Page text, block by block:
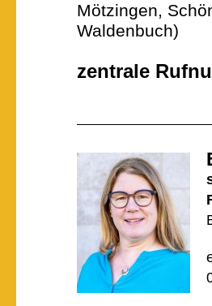
Mötzingen,
Waldenbuch)
zentrale